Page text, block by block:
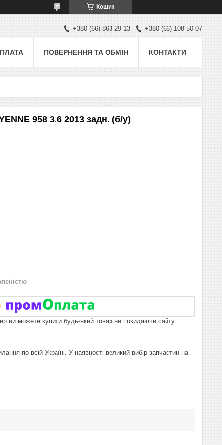
Кошик
+380 (66) 863-29-13 +380 (66) 108-50-07
ПОВЕРНЕННЯ ТА ОБМІН КОНТАКТИ
958 3.6 2013 задн. (б/у)
ви можете купити будь-який товар не покидаючи сайту.
по всій Україні. У наявності великий вибір запчастин на